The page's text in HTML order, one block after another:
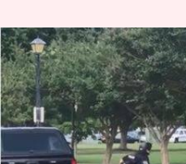
अमेरिकाः
कार्यालय में
कई घायल
लेखन प्रमोद कुमार Jun 01, 2019